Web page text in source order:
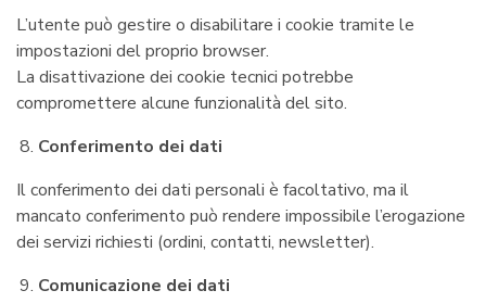
L’utente può gestire o disabilitare i cookie tramite le
impostazioni del proprio browser.
La disattivazione dei cookie tecnici potrebbe
compromettere alcune funzionalità del sito.
Conferimento dei dati
Il conferimento dei dati personali è facoltativo, ma il
mancato conferimento può rendere impossibile l’erogazione
dei servizi richiesti (ordini, contatti, newsletter).
Comunicazione dei dati